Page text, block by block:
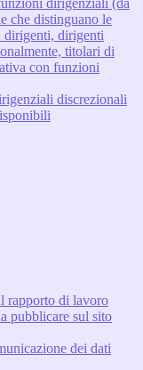
dirigenziali (da
che distinguano le
dirigenti, dirigenti
titolari di
con funzioni
discrezionali
rapporto di lavoro
pubblicare sul sito
dei dati